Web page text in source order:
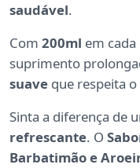
saudável.
Com 200ml em
suprimento
suave que respeita
Sinta a diferença de
refrescante. O
Barbatimão e